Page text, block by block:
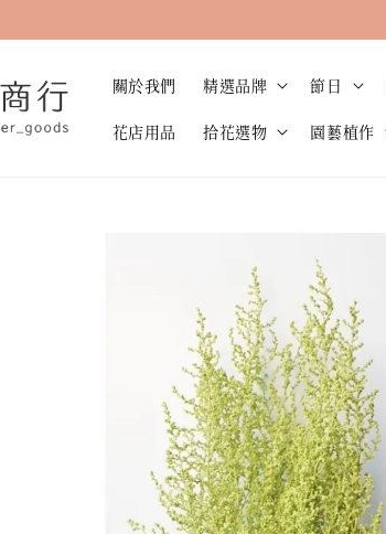
關於我們 精選品牌 節日
花店用品 拾花選物 園藝植作